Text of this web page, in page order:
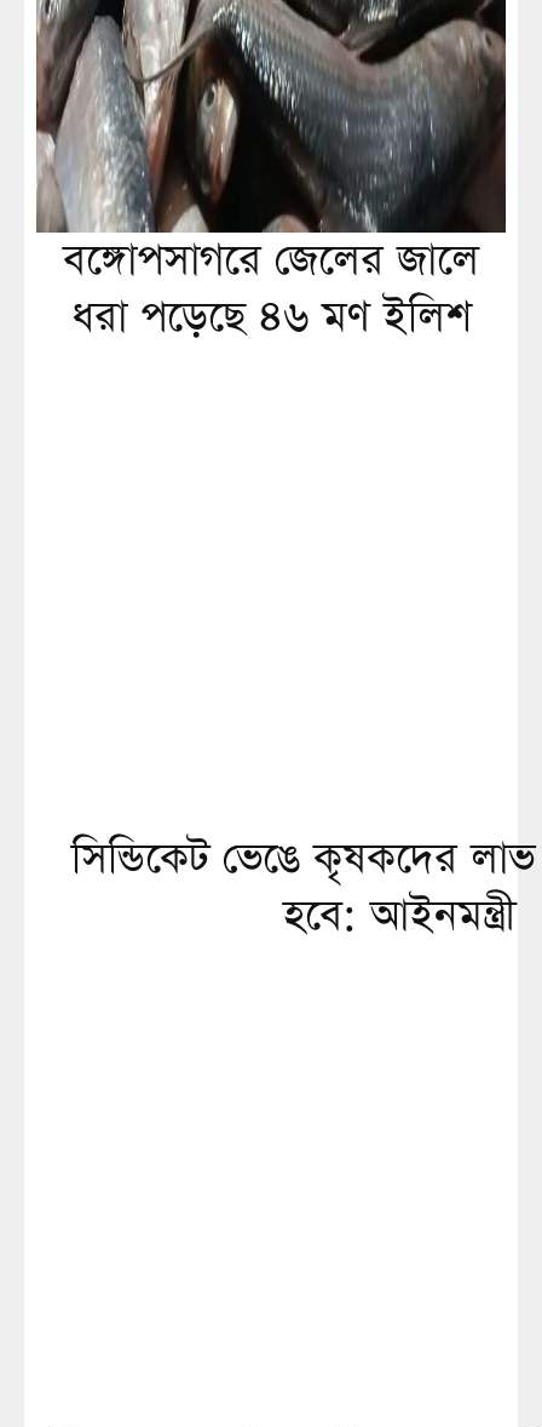
বঙ্গোপসাগরে জেলের জালে
ধরা পড়েছে ৪৬ মণ ইলিশ
সিন্ডিকেট ভেঙে কৃষকদের লাভ
হবে: আইনমন্ত্রী